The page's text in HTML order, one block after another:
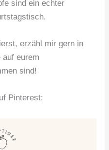
sind ein echter
erzähl mir gern in
auf eurem
sind!
Pinterest: